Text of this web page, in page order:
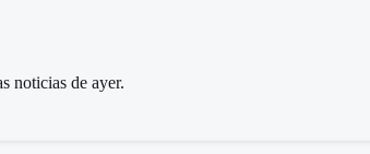
noticias de ayer.